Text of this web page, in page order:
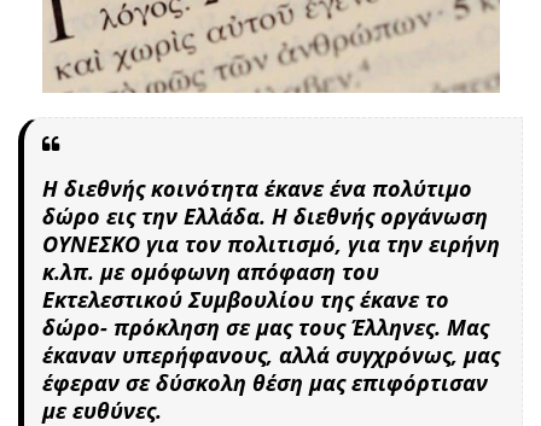
Η διεθνής κοινότητα έκανε ένα πολύτιμο
δώρο εις την Ελλάδα. Η διεθνής οργάνωση
ΟΥΝΕΣΚΟ για τον πολιτισμό, για την ειρήνη
κ.λπ. με ομόφωνη απόφαση του
Εκτελεστικού Συμβουλίου της έκανε το
δώρο- πρόκληση σε μας τους Έλληνες. Μας
έκαναν υπερήφανους, αλλά συγχρόνως, μας
έφεραν σε δύσκολη θέση μας επιφόρτισαν
με ευθύνες.